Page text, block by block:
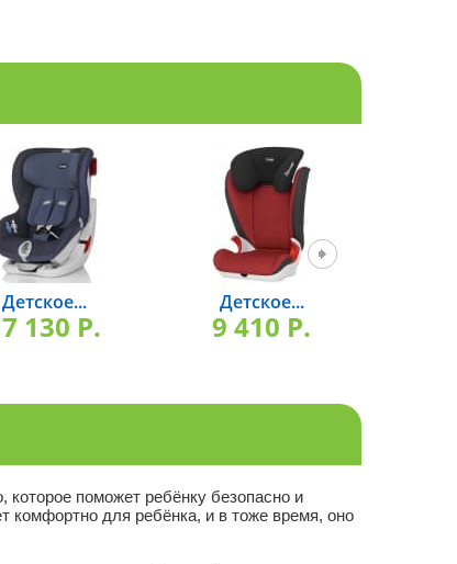
Детское...
130 P.
Детское...
9 410 P.
которое поможет ребёнку безопасно и
комфортно для ребёнка, и в тоже время, оно